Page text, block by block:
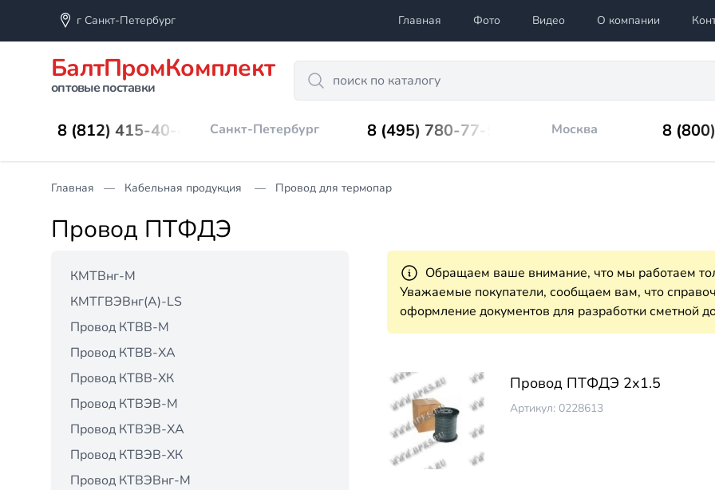
г Санкт-Петербург Главная Фото Видео О компании
БалтПромКомплект
оптовые поставки
Search
8 (812) 415-40-45 Санкт-Петербург 8 (495) 780-77-98 Москва 8
Главная Кабельная продукция Провод для термопар
Провод ПТФДЭ
КМТВнг-М
КМТГВЭВнг(А)-LS
Провод КТВВ-М
Провод КТВВ-ХА
Провод КТВВ-ХК
Провод КТВЭВ-М
Провод КТВЭВ-ХА
Провод КТВЭВ-ХК
Провод КТВЭВнг-М
Обращаем ваше внимание, что мы работаем
Уважаемые покупатели, сообщаем вам, что
оформление документов для разработки сметной
Провод ПТФДЭ 2х1.5
Артикул: 0228613